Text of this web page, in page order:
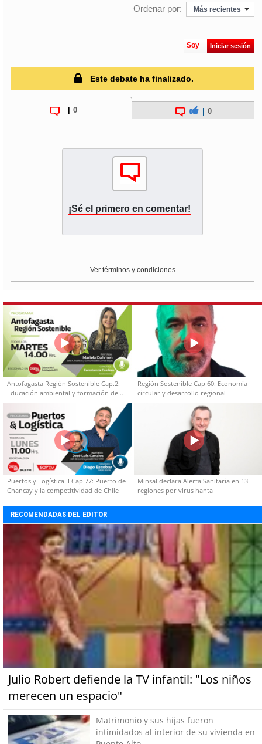
Ordenar por: Más recientes
Soy Iniciar sesión
Este debate ha finalizado.
0 0
¡Sé el primero en comentar!
Ver términos y condiciones
Antofagasta Región Sostenible Cap.2:
Educación ambiental y formación de
capacidades técnicas
Región Sostenible Cap 60: Economía
circular y desarrollo regional
Puertos y Logística II Cap 77: Puerto de
Chancay y la competitividad de Chile
Minsal declara Alerta Sanitaria en 13
regiones por virus hanta
RECOMENDADAS DEL EDITOR
Julio Robert defiende la TV infantil: "Los niños
merecen un espacio"
Matrimonio y sus hijas fueron
intimidados al interior de su vivienda en